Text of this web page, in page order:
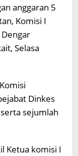
anggaran 5
Komisi I
Selasa
Dinkes
sejumlah
Ketua komisi I